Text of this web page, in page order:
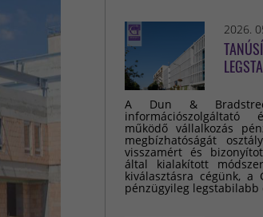
2026.
A Dun &
működő vállalkozás
megbízhatóságát
visszamért és
által kialakított
kiválasztásra cégünk,
pénzügyileg legstabilabb